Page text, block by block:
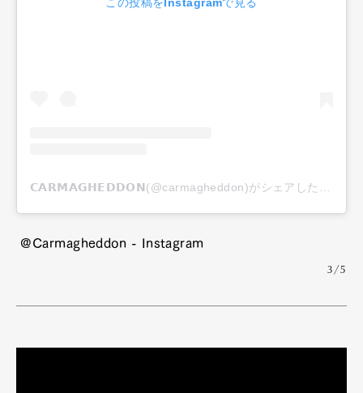
@Carmagheddon - Instagram
3/5